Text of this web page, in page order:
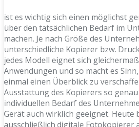
ist es wichtig sich einen möglichst
über den tatsächlichen Bedarf im
machen. Je nach Größe des
unterschiedliche Kopierer bzw.
jedes Modell eignet sich
Anwendungen und so macht es
einmal einen Überblick zu
Ausstattung des Kopierers so
individuellen Bedarf des
Gerät auch wirklich geeignet. Heute
ausschließlich digitale Fotokopierer